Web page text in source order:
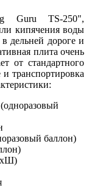
Guru TS-250",
кипячения воды
дельней дороге и
плита очень
от стандартного
транспортировка
баллон)